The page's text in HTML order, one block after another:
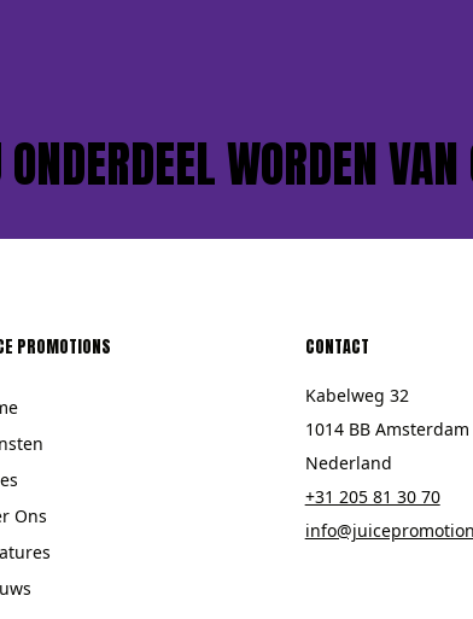
WORDEN VAN
PROMOTIONS
Ons
CONTACT
Kabelweg 32
1014 BB Amsterdam
Nederland
+31 205 81 30 70